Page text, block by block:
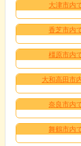
大津市内
香芝市内
橿原市内
大和高田市
奈良市内
舞鶴市内